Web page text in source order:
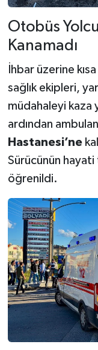
Otobüs
Kanamadı
İhbar üzerine
sağlık ekipleri,
müdahaleyi kaza
ardından
Hastanesi’ne
Sürücünün hayati
öğrenildi.